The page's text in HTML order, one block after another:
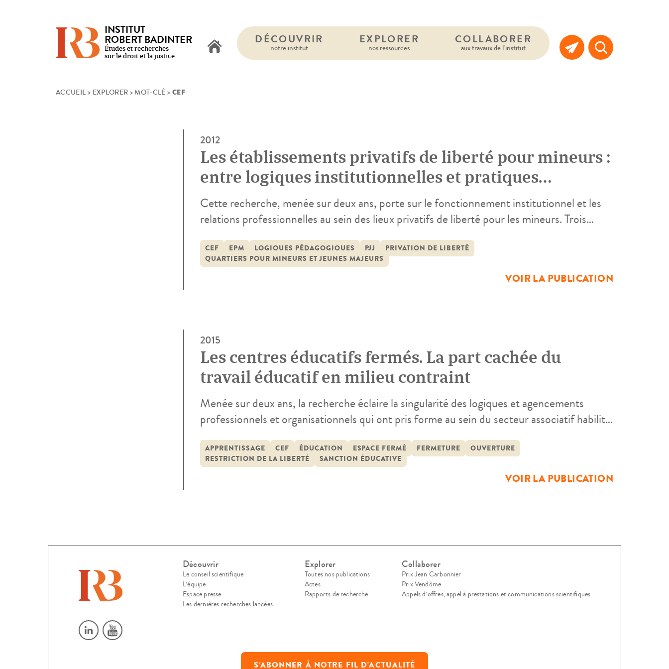
INSTITUT
ROBERT BADINTER
Études et recherches
sur le droit et la justice
DÉCOUVRIR
notre institut
EXPLORER
nos ressources
COLLABORER
aux travaux de l’institut
ACCUEIL > EXPLORER >MOT-CLÉ > CEF
2012
Les établissements privatifs de liberté pour mineurs :
entre logiques institutionnelles et pratiques
professionnelles
Cette recherche, menée sur deux ans, porte sur le fonctionnement institutionnel et les
relations professionnelles au sein des lieux privatifs de liberté pour les mineurs. Trois
Établissements Pénitentiaires pour les Mineurs (EPM), les Quartiers Mineurs des
Maisons d’Arrêt (QM). L’objectif premier était d’étudier une […]
CEF EPM LOGIQUES PÉDAGOGIQUES PJJ
PRIVATION DE LIBERTÉ
QUARTIERS POUR MINEURS ET JEUNES MAJEURS
VOIR LA PUBLICATION
2015
Les centres éducatifs fermés. La part cachée du
travail éducatif en milieu contraint
Menée sur deux ans, la recherche éclaire la singularité des logiques et agencements
professionnels et organisationnels qui ont pris forme au sein du secteur associatif habilité
un contexte mouvant et fragile de recomposition du traitement de la délinquance […]
APPRENTISSAGE CEF ÉDUCATION ESPACE FERMÉ FERMETURE
OUVERTURE
RESTRICTION DE LA LIBERTÉ
SANCTION ÉDUCATIVE
VOIR LA PUBLICATION
Découvrir
Le conseil scientifique
L’équipe
Espace presse
Les dernières recherches lancées
Explorer
Toutes nos publications
Actes
Rapports de recherche
Collaborer
Prix Jean Carbonnier
Prix Vendôme
Appels d’offres, appel à prestations et communications scientifiques
S'ABONNER À NOTRE FIL D'ACTUALITÉ